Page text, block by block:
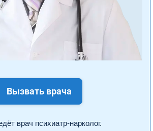
Вызвать врача
врач психиатр-нарколог.